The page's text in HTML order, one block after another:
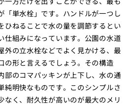
「単水栓」です。ハンドルが一つし
ひねることで水の量を調節するとい
仕組みになっています。公園の水道
外の立水栓などでよく見かける、最
の形と言えるでしょう。その構造
部のコマパッキンが上下し、水の通
純明快なものです。このシンプルさ
なく、耐久性が高いのが最大のメリ